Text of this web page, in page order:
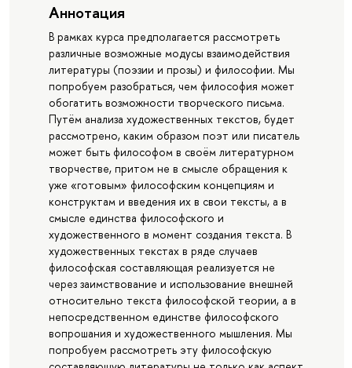
Аннотация
В рамках курса предполагается рассмотреть
различные возможные модусы взаимодействия
литературы (поэзии и прозы) и философии. Мы
попробуем разобраться, чем философия может
обогатить возможности творческого письма.
Путём анализа художественных текстов, будет
рассмотрено, каким образом поэт или писатель
может быть философом в своём литературном
творчестве, притом не в смысле обращения к
уже «готовым» философским концепциям и
конструктам и введения их в свои тексты, а в
смысле единства философского и
художественного в момент создания текста. В
художественных текстах в ряде случаев
философская составляющая реализуется не
через заимствование и использование внешней
относительно текста философской теории, а в
непосредственном единстве философского
вопрошания и художественного мышления. Мы
попробуем рассмотреть эту философскую